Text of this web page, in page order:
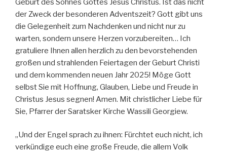
der Zweck der besonderen Adventszeit? Gott gibt uns
die Gelegenheit zum Nachdenken und nicht nur zu
warten, sondern unsere Herzen vorzubereiten… Ich
gratuliere Ihnen allen herzlich zu den bevorstehenden
großen und strahlenden Feiertagen der Geburt Christi
und dem kommenden neuen Jahr 2025! Möge Gott
selbst Sie mit Hoffnung, Glauben, Liebe und Freude in
Christus Jesus segnen! Amen. Mit christlicher Liebe für
Sie, Pfarrer der Saratsker Kirche Wassili Georgiew.
„Und der Engel sprach zu ihnen: Fürchtet euch nicht, ich
verkündige euch eine große Freude, die allem Volk